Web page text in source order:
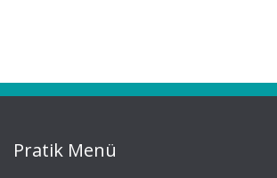
Pratik Menü